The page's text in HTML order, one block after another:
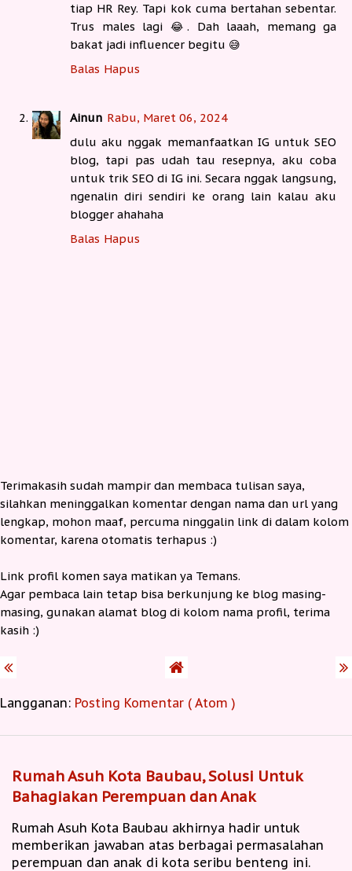
tiap HR Rey. Tapi kok cuma bertahan sebentar.
Trus males lagi 😂. Dah laaah, memang ga
bakat jadi influencer begitu 😅
Balas Hapus
Ainun Rabu, Maret 06, 2024
dulu aku nggak memanfaatkan IG untuk SEO
blog, tapi pas udah tau resepnya, aku coba
untuk trik SEO di IG ini. Secara nggak langsung,
ngenalin diri sendiri ke orang lain kalau aku
blogger ahahaha
Balas Hapus
Terimakasih sudah mampir dan membaca tulisan saya,
silahkan meninggalkan komentar dengan nama dan url yang
lengkap, mohon maaf, percuma ninggalin link di dalam kolom
komentar, karena otomatis terhapus :)
Link profil komen saya matikan ya Temans.
Agar pembaca lain tetap bisa berkunjung ke blog masing-
masing, gunakan alamat blog di kolom nama profil, terima
kasih :)
Langganan: Posting Komentar ( Atom )
Rumah Asuh Kota Baubau, Solusi Untuk
Bahagiakan Perempuan dan Anak
Rumah Asuh Kota Baubau akhirnya hadir untuk
memberikan jawaban atas berbagai permasalahan
perempuan dan anak di kota seribu benteng ini.